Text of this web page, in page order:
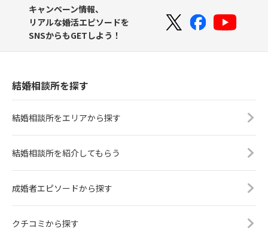
キャンペーン情報、
リアルな婚活エピソードを
SNSからもGETしよう！
結婚相談所を探す
結婚相談所をエリアから探す
結婚相談所を紹介してもらう
成婚者エピソードから探す
クチコミから探す